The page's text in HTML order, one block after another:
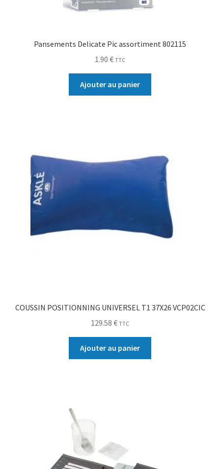
Pansements Delicate Pic assortiment 802115
1.90 € TTC
Ajouter au panier
COUSSIN POSITIONNING UNIVERSEL T1 37X26 VCP02CIC
129.58 € TTC
Ajouter au panier